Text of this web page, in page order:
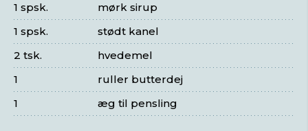
mørk sirup
1 spsk.
stødt kanel
1 spsk.
hvedemel
2 tsk.
ruller butterdej
1
æg til pensling
1